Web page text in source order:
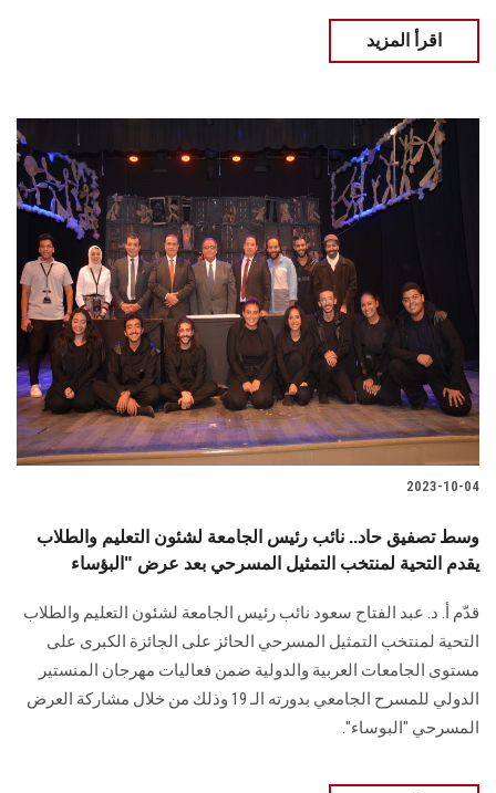
اقرأ المزيد
2023-10-04
وسط تصفيق حاد.. نائب رئيس الجامعة لشئون التعليم والطلاب
يقدم التحية لمنتخب التمثيل المسرحي بعد عرض "البؤساء
قدّم أ. د. عبد الفتاح سعود نائب رئيس الجامعة لشئون التعليم والطلاب
التحية لمنتخب التمثيل المسرحي الحائز على الجائزة الكبرى على
مستوى الجامعات العربية والدولية ضمن فعاليات مهرجان المنستير
الدولي للمسرح الجامعي بدورته الـ 19 وذلك من خلال مشاركة العرض
المسرحي "البوساء".